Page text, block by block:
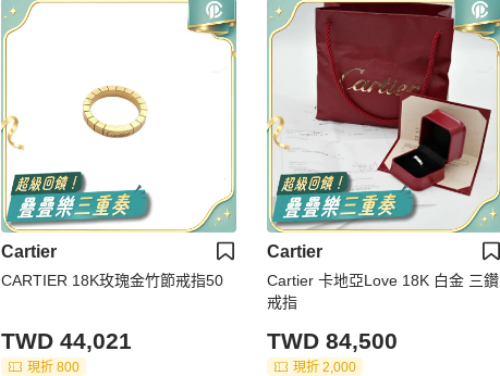
Cartier
CARTIER 18K玫瑰金竹節戒指50
TWD 44,021
現折 800
Cartier
Cartier 卡地亞Love 18K 白金 三鑽
戒指
TWD 84,500
現折 2,000